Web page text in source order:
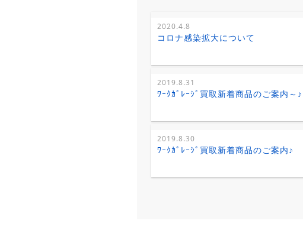
2020.4.8
コロナ感染拡大について
2019.8.31
ﾜｰｸｶﾞﾚｰｼﾞ買取新着商品のご案内～♪
2019.8.30
ﾜｰｸｶﾞﾚｰｼﾞ買取新着商品のご案内♪